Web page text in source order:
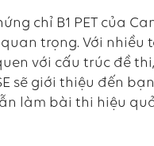
chỉ B1 PET của
trọng. Với nhiều
với cấu trúc đề
sẽ giới thiệu đến
làm bài thi hiệu